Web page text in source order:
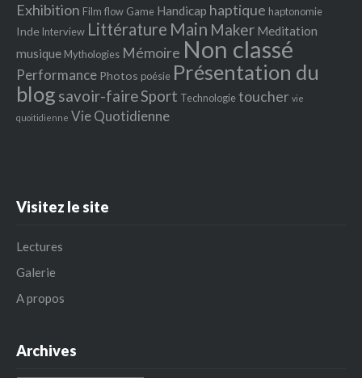
Exhibition Film flow Game Handicap haptique haptonomie
Inde Interview Littérature Main Maker Meditation
musique Mythologies Mémoire Non classé
Performance Photos poésie Présentation du
blog savoir-faireSport Technologietoucher vie
quoitidienne Vie Quotidienne
Visitez le site
Lectures
Galerie
A propos
Archives